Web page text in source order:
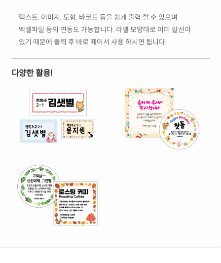
텍스트, 이미지, 도형, 바코드 등을 쉽게 출력 할 수 있으며
엑셀파일 등의 연동도 가능합니다. 라벨 모양대로 이미 칼선이
있기 때문에 출력 후 바로 떼어서 사용 하시면 됩니다.
다양한 활용!